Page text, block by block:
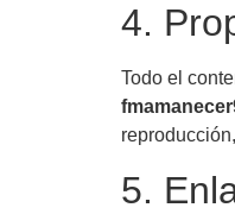
4.
Todo el
5.